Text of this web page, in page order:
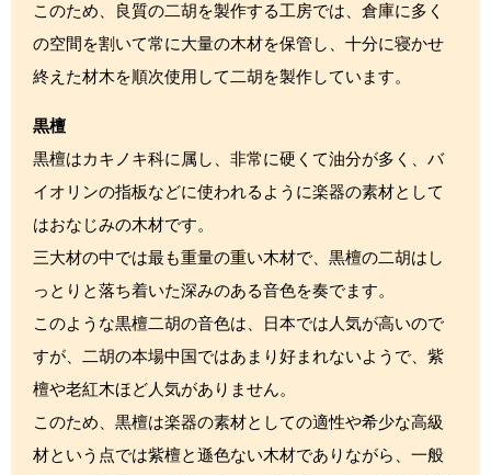
このため、良質の二胡を製作する工房では、倉庫に多く
の空間を割いて常に大量の木材を保管し、十分に寝かせ
終えた材木を順次使用して二胡を製作しています。
黒檀
黒檀はカキノキ科に属し、非常に硬くて油分が多く、バ
イオリンの指板などに使われるように楽器の素材として
はおなじみの木材です。
三大材の中では最も重量の重い木材で、黒檀の二胡はし
っとりと落ち着いた深みのある音色を奏でます。
このような黒檀二胡の音色は、日本では人気が高いので
すが、二胡の本場中国ではあまり好まれないようで、紫
檀や老紅木ほど人気がありません。
このため、黒檀は楽器の素材としての適性や希少な高級
材という点では紫檀と遜色ない木材でありながら、一般